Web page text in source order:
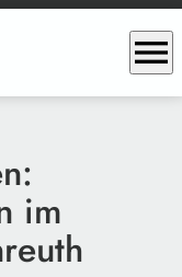
menu
im